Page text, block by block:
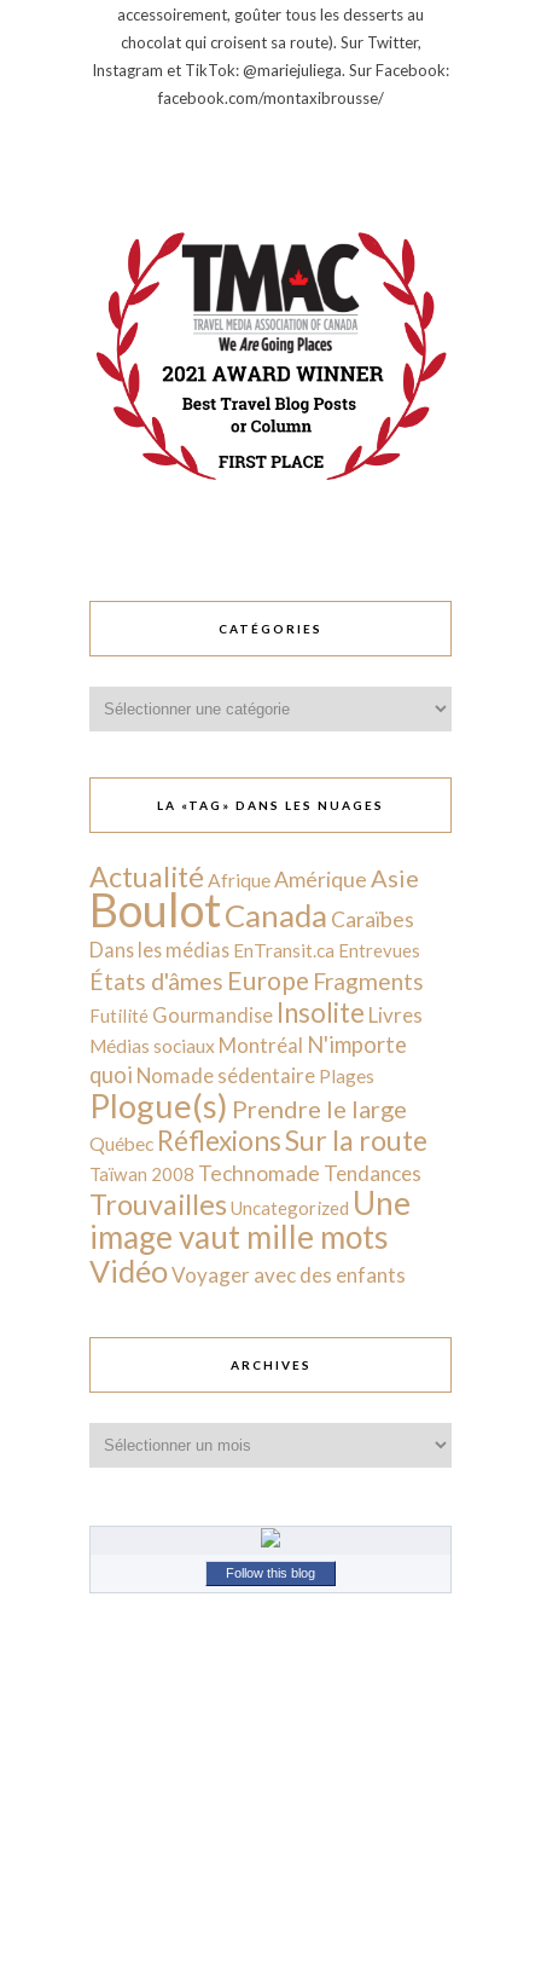
accessoirement, goûter tous les desserts au
chocolat qui croisent sa route). Sur Twitter,
Instagram et TikTok: @mariejuliega. Sur Facebook:
facebook.com/montaxibrousse/
CATÉGORIES
LA «TAG» DANS LES NUAGES
Actualité AfriqueAmériqueAsie
BoulotCanada Caraïbes
Dans les médias EnTransit.ca Entrevues
États d'âmes Europe Fragments
Futilité Gourmandise Insolite Livres
Médias sociaux Montréal N'importe
quoi Nomade sédentaire Plages
Plogue(s) Prendre le large
Québec RéflexionsSur la route
Taïwan 2008 Technomade Tendances
Trouvailles Uncategorized Une
image vaut mille mots
VidéoVoyager avec des enfants
ARCHIVES
Follow this blog